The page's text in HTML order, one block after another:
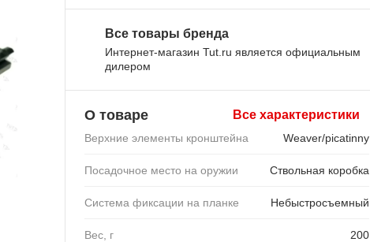
Все товары бренда
Интернет-магазин Tut.ru является официальным
дилером
О товаре Все характеристики
Верхние элементы кронштейна Weaver/picatinny
Посадочное место на оружии Ствольная коробка
Система фиксации на планке Небыстросъемный
Вес, г 200